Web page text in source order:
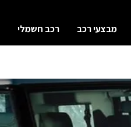
מבצעי רכב רכב חשמלי